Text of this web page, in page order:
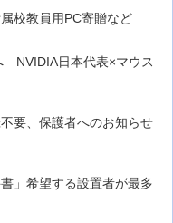
校教員用PC寄贈など
NVIDIA日本代表×マウス
要、保護者へのお知らせ
」希望する設置者が最多